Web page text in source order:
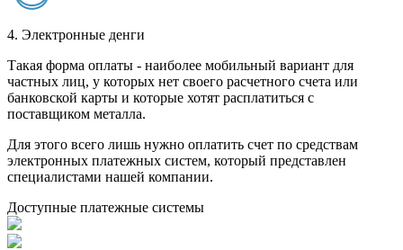
4. Электронные денги
Такая форма оплаты - наиболее мобильный вариант для
частных лиц, у которых нет своего расчетного счета или
банковской карты и которые хотят расплатиться с
поставщиком металла.
Для этого всего лишь нужно оплатить счет по средствам
электронных платежных систем, который представлен
специалистами нашей компании.
Доступные платежные системы